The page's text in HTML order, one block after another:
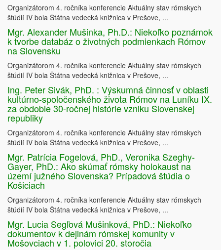
Organizátorom 4. ročníka konferencie Aktuálny stav rómskych
štúdií IV bola Štátna vedecká knižnica v Prešove, ...
Mgr. Alexander Mušinka, Ph.D.: Niekoľko poznámok
k tvorbe databáz o životných podmienkach Rómov
na Slovensku
Organizátorom 4. ročníka konferencie Aktuálny stav rómskych
štúdií IV bola Štátna vedecká knižnica v Prešove, ...
Ing. Peter Sivák, PhD. : Výskumná činnosť v oblasti
kultúrno-spoločenského života Rómov na Luníku IX.
za obdobie 30-ročnej histórie vzniku Slovenskej
republiky
Organizátorom 4. ročníka konferencie Aktuálny stav rómskych
štúdií IV bola Štátna vedecká knižnica v Prešove, ...
Mgr. Patrícia Fogelová, PhD., Veronika Szeghy-
Gayer, PhD.: Ako skúmať rómsky holokaust na
území južného Slovenska? Prípadová štúdia o
Košiciach
Organizátorom 4. ročníka konferencie Aktuálny stav rómskych
štúdií IV bola Štátna vedecká knižnica v Prešove, ...
Mgr. Lucia Segľová Mušinková, PhD.: Niekoľko
dokumentov k dejinám rómskej komunity v
Mošovciach v 1. polovici 20. storočia